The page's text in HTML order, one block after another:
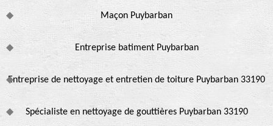
Maçon Puybarban
Entreprise batiment Puybarban
Entreprise de nettoyage et entretien de toiture Puybarban 33190
Spécialiste en nettoyage de gouttières Puybarban 33190